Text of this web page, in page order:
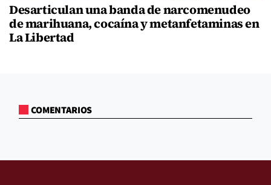
Desarticulan una banda de narcomenudeo
de marihuana, cocaína y metanfetaminas en
La Libertad
COMENTARIOS